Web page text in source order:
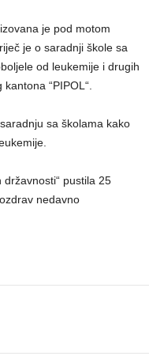
je pod motom
je o saradnji škole sa
od leukemije i drugih
“PIPOL“.
sa školama kako
državnosti“ pustila 25
nedavno